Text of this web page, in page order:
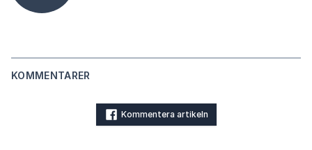
KOMMENTARER
Kommentera artikeln